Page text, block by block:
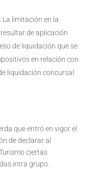
La limitación en la
de aplicación
de liquidación que se
en relación con
liquidación concursal
que entró en vigor el
de declarar al
ciertas
intra grupo.